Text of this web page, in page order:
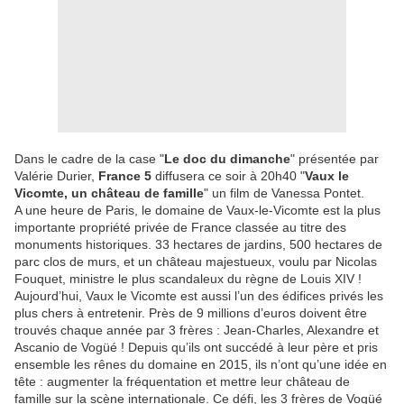
Dans le cadre de la case "Le doc du dimanche" présentée par
Valérie Durier, France 5 diffusera ce soir à 20h40 "Vaux le
Vicomte, un château de famille" un film de Vanessa Pontet.
A une heure de Paris, le domaine de Vaux-le-Vicomte est la plus
importante propriété privée de France classée au titre des
monuments historiques. 33 hectares de jardins, 500 hectares de
parc clos de murs, et un château majestueux, voulu par Nicolas
Fouquet, ministre le plus scandaleux du règne de Louis XIV !
Aujourd’hui, Vaux le Vicomte est aussi l’un des édifices privés les
plus chers à entretenir. Près de 9 millions d’euros doivent être
trouvés chaque année par 3 frères : Jean-Charles, Alexandre et
Ascanio de Vogüé ! Depuis qu’ils ont succédé à leur père et pris
ensemble les rênes du domaine en 2015, ils n’ont qu’une idée en
tête : augmenter la fréquentation et mettre leur château de
famille sur la scène internationale. Ce défi, les 3 frères de Vogüé